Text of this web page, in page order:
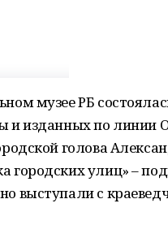
музее РБ
и изданных по линии
голова
городских улиц» –
выступали с